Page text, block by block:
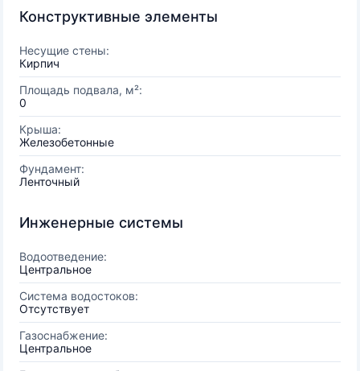
Конструктивные элементы
Несущие стены:
Кирпич
Площадь подвала, м²:
0
Крыша:
Железобетонные
Фундамент:
Ленточный
Инженерные системы
Водоотведение:
Центральное
Система водостоков:
Отсутствует
Газоснабжение:
Центральное